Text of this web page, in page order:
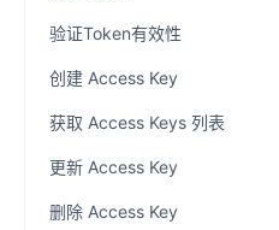
验证Token有效性
创建 Access Key
获取 Access Keys 列表
更新 Access Key
删除 Access Key